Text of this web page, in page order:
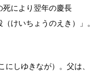
死により翌年の慶長
けいちょうのえき）」。
にしゆきなが）。父は、